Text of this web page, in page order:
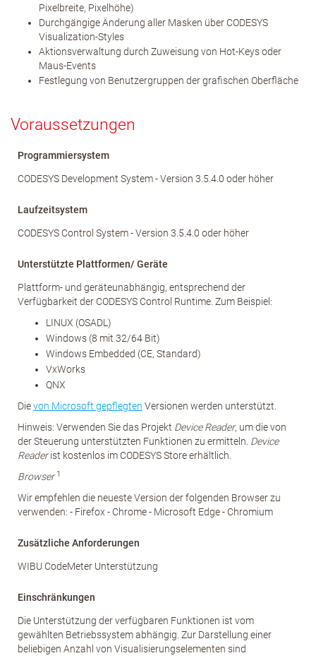
Pixelbreite, Pixelhöhe)
Durchgängige Änderung aller Masken über CODESYS
Visualization-Styles
Aktionsverwaltung durch Zuweisung von Hot-Keys oder
Maus-Events
Festlegung von Benutzergruppen der grafischen Oberfläche
Voraussetzungen
Programmiersystem
CODESYS Development System - Version 3.5.4.0 oder höher
Laufzeitsystem
CODESYS Control System - Version 3.5.4.0 oder höher
Unterstützte Plattformen/ Geräte
Plattform- und geräteunabhängig, entsprechend der
Verfügbarkeit der CODESYS Control Runtime. Zum Beispiel:
LINUX (OSADL)
Windows (8 mit 32/64 Bit)
Windows Embedded (CE, Standard)
VxWorks
QNX
Dievon Microsoft gepflegten Versionen werden unterstützt.
Hinweis: Verwenden Sie das Projekt Device Reader, um die von
der Steuerung unterstützten Funktionen zu ermitteln. Device
Readerist kostenlos im CODESYS Store erhältlich.
Browser 1
Wir empfehlen die neueste Version der folgenden Browser zu
verwenden: - Firefox - Chrome - Microsoft Edge - Chromium
Zusätzliche Anforderungen
WIBU CodeMeter Unterstützung
Einschränkungen
Die Unterstützung der verfügbaren Funktionen ist vom
gewählten Betriebssystem abhängig. Zur Darstellung einer
beliebigen Anzahl von Visualisierungselementen sind